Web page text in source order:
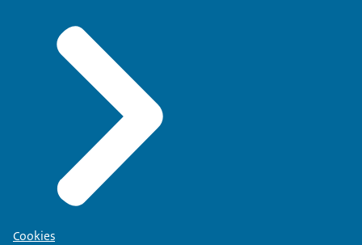
Cookies